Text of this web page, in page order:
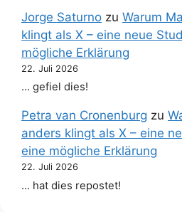
Jorge Saturno zu Warum
klingt als X – eine neue
mögliche Erklärung
22. Juli 2026
… gefiel dies!
Petra van Cronenburg zu
anders klingt als X – eine
eine mögliche Erklärung
22. Juli 2026
… hat dies repostet!